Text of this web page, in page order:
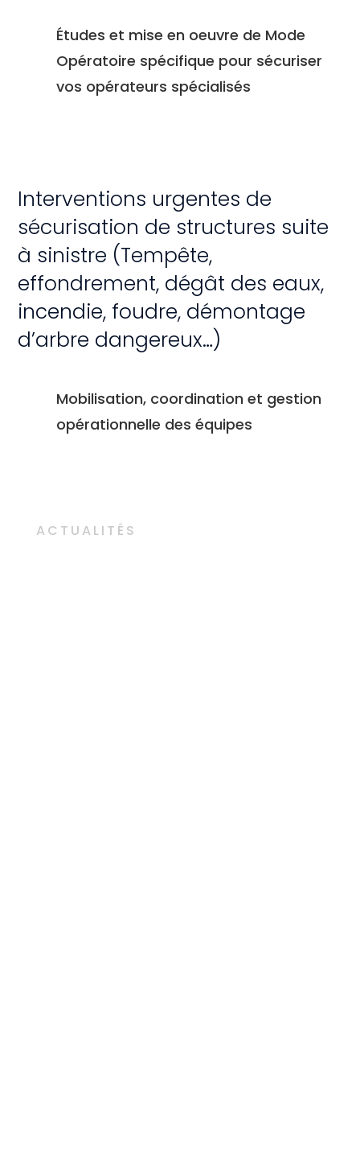
Études et mise en oeuvre de Mode
Opératoire spécifique pour sécuriser
vos opérateurs spécialisés
Interventions urgentes de
sécurisation de structures suite
à sinistre (Tempête,
effondrement, dégât des eaux,
incendie, foudre, démontage
d’arbre dangereux…)
Mobilisation, coordination et gestion
opérationnelle des équipes
ACTUALITÉS